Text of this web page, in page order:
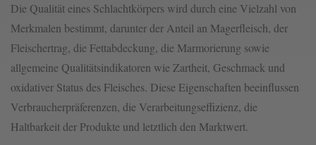
Die Qualität eines Schlachtkörpers wird durch eine Vielzahl von
Merkmalen bestimmt, darunter der Anteil an Magerfleisch, der
Fleischertrag, die Fettabdeckung, die Marmorierung sowie
allgemeine Qualitätsindikatoren wie Zartheit, Geschmack und
oxidativer Status des Fleisches. Diese Eigenschaften beeinflussen
Verbraucherpräferenzen, die Verarbeitungseffizienz, die
Haltbarkeit der Produkte und letztlich den Marktwert.